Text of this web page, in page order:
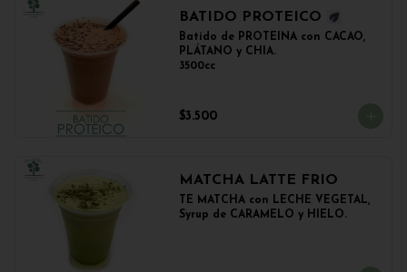
BATIDO PROTEICO
Batido de PROTEINA con CACAO,
PLÁTANO y CHIA.
3500cc
$3.500
MATCHA LATTE FRIO
TÉ MATCHA con LECHE VEGETAL,
Syrup de CARAMELO y HIELO.